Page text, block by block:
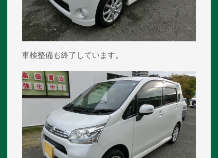
車検整備も終了しています。